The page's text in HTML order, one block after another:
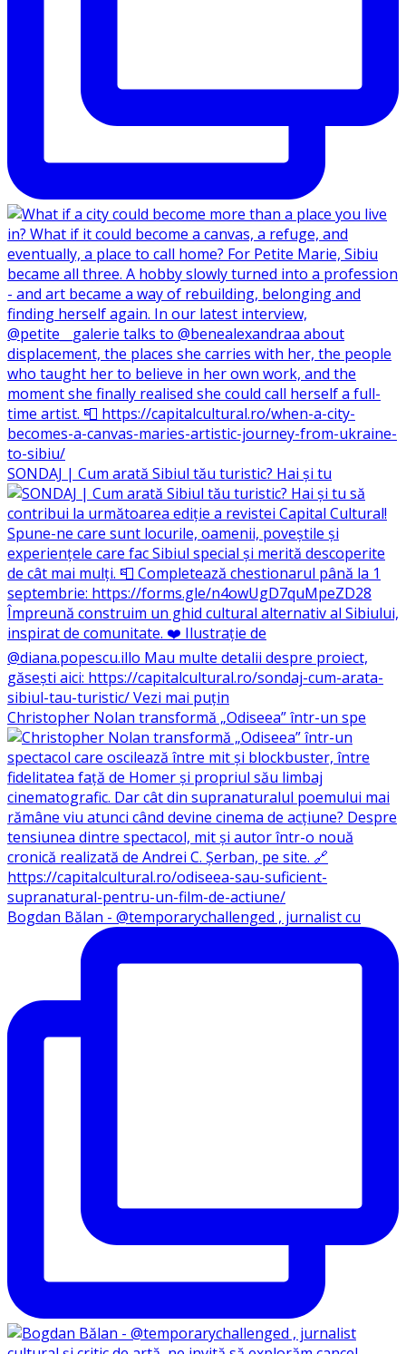
SONDAJ | Cum arată Sibiul tău turistic? Hai și tu
Christopher Nolan transformă „Odiseea” într-un spe
Bogdan Bălan - @temporarychallenged , jurnalist cu